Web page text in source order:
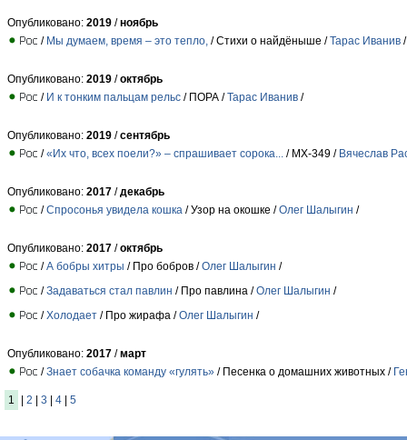
Опубликовано: 2019 /ноябрь
/ Мы думаем, время – это тепло, / Стихи о найдёныше /Тарас Иванив /
Опубликовано: 2019 /октябрь
/ И к тонким пальцам рельс / ПОРА /Тарас Иванив /
Опубликовано: 2019 /сентябрь
/«Их что, всех поели?» – спрашивает сорока... / МХ-349 / Вячеслав
Опубликовано: 2017 /декабрь
/Спросонья увидела кошка / Узор на окошке /Олег Шалыгин /
Опубликовано: 2017 /октябрь
/А бобры хитры / Про бобров /Олег Шалыгин /
/Задаваться стал павлин / Про павлина /Олег Шалыгин /
/Холодает / Про жирафа /Олег Шалыгин /
Опубликовано: 2017 /март
/Знает собачка команду «гулять» / Песенка о домашних животных /
1 | 2 | 3 | 4 | 5